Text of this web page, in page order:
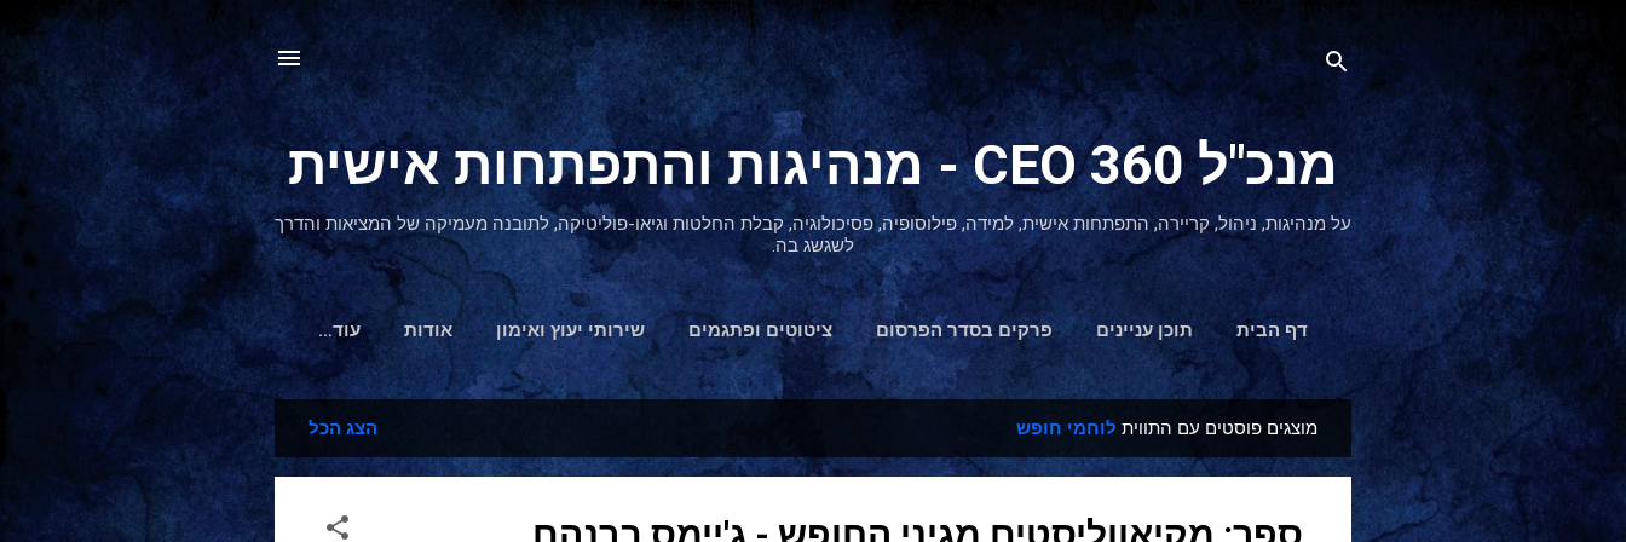
דילוג לתוכן הראשי
מנכ"ל 360 CEO - מנהיגות והתפתחות אישית
על מנהיגות, ניהול, קריירה, התפתחות אישית, למידה, פילוסופיה, פסיכולוגיה, קבלת החלטות וגיאו-פוליטיקה, לתובנה מעמיקה של המציאות והדרך
לשגשג בה.
דף הבית תוכן עניינים פרקים בסדר הפרסום ציטוטים ופתגמים שירותי יעוץ ואימון אודות ‏עוד…
הצהרת נגישות
ש
מוצגים פוסטים עם התווית לוחמי חופש הצג הכל